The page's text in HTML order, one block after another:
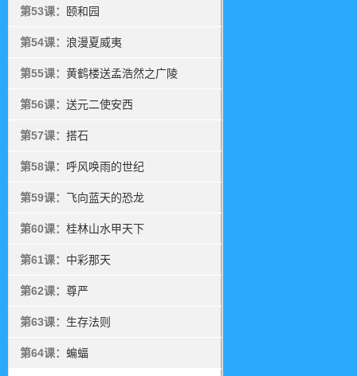
第53课： 颐和园
第54课： 浪漫夏威夷
第55课： 黄鹤楼送孟浩然之广陵
第56课： 送元二使安西
第57课： 搭石
第58课： 呼风唤雨的世纪
第59课： 飞向蓝天的恐龙
第60课： 桂林山水甲天下
第61课： 中彩那天
第62课： 尊严
第63课： 生存法则
第64课： 蝙蝠